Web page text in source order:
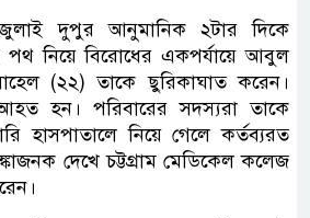
দুপুর আনুমানিক ২টার দিকে
পথ নিয়ে বিরোধের একপর্যায়ে আবুল
(২২) তাকে ছুরিকাঘাত করেন।
হন। পরিবারের সদস্যরা তাকে
হাসপাতালে নিয়ে গেলে কর্তব্যরত
দেখে চট্টগ্রাম মেডিকেল কলেজ